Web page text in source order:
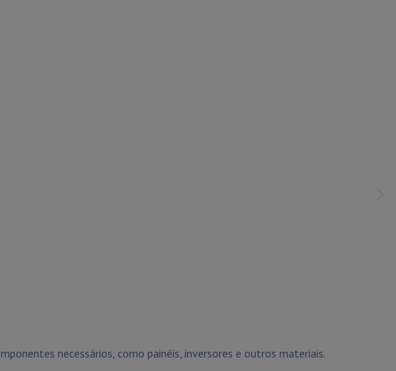
necessários, como painéis, inversores e outros materiais.